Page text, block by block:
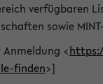
verfügbaren
sowie
<
finden>]